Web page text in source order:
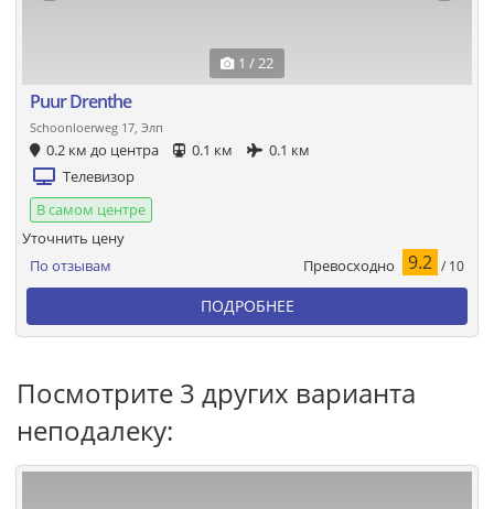
1 / 22
Puur Drenthe
Schoonloerweg 17, Элп
0.2 км до центра 0.1 км
0.1 км
Телевизор
В самом центре
По отзывам Превосходно 9.2 / 10
Уточнить цену
ПОДРОБНЕЕ
Посмотрите 3 других варианта
неподалеку: